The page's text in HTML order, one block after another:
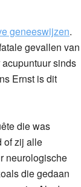
geneeswijzen.
gevallen van
sinds
Ernst is dit
die was
of zij alle
neurologische
die gedaan